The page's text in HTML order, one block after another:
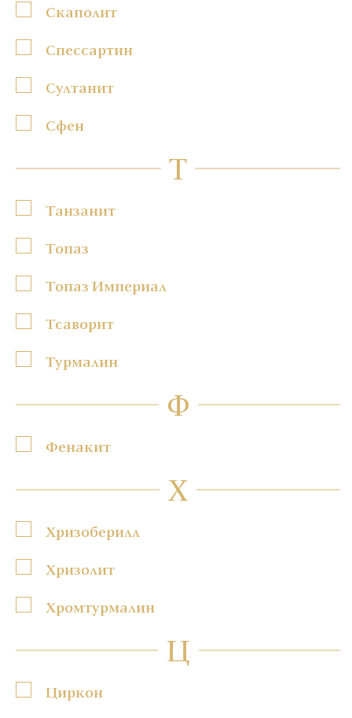
Скаполит
Спессартин
Султанит
Сфен
Т
Танзанит
Топаз
Топаз Империал
Тсаворит
Турмалин
Ф
Фенакит
Х
Хризоберилл
Хризолит
Хромтурмалин
Ц
Циркон